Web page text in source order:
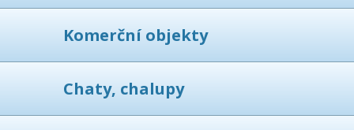
Komerční objekty
Chaty, chalupy